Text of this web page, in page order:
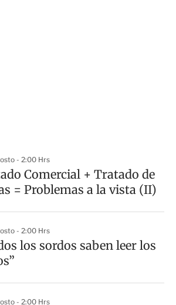
- 2:00 Hrs
Comercial + Tratado de
= Problemas a la vista (II)
- 2:00 Hrs
los sordos saben leer los
- 2:00 Hrs